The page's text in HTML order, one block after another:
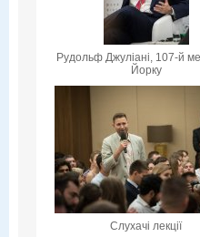
Рудольф Джуліані, 107-й
Йорку
Слухачі лекції